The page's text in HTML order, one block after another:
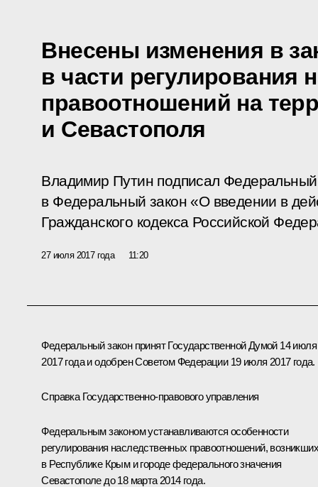
Внесены изменения в
в части регулирования
правоотношений на
и Севастополя
Владимир Путин подписал
в Федеральный закон «О введении в
Гражданского кодекса Российской
27 июля 2017 года 11:20
Федеральный закон принят Государственной Думой 14 июля
2017 года и одобрен Советом Федерации 19 июля 2017 года.
Справка Государственно-правового управления
Федеральным законом устанавливаются особенности
регулирования наследственных правоотношений, возникших
в Республике Крым и городе федерального значения
Севастополе до 18 марта 2014 года.